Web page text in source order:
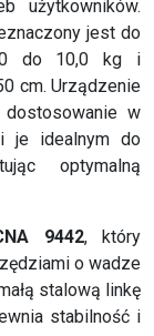
użytkowników.
jest do
do 10,0 kg i
cm. Urządzenie
w
je idealnym do
optymalną
9442, który
o wadze
stalową linkę
stabilność i